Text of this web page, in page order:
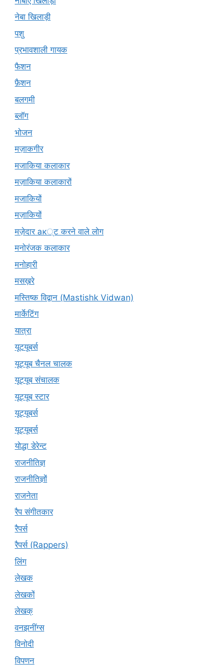
नेबा खिलाड़ी
पशु
प्रभावशाली गायक
फैशन
फ़ैशन
बलगमी
ब्लॉग
भोजन
मज़ाकगीर
मजाकिया कलाकार
मज़ाकिया कलाकारों
मजाकियों
मज़ाकियों
मज़ेदार ак्ट करने वाले लोग
मनोरंजक कलाकार
मनोहारी
मसख़रे
मस्तिष्क विद्वान (Mastishk Vidwan)
मार्केटिंग
यात्रा
यूटयूबर्स
यूट्यूब चैनल चालक
यूट्यूब संचालक
यूट्यूब स्टार
यूट्यूबर्स
यूट्‍यूबर्स
योद्धा डेरेन्ट
राजनीतिज्ञ
राजनीतिज्ञों
राजनेता
रैप संगीतकार
रैपर्स
रैपर्स (Rappers)
लिंग
लेखक
लेखकों
लेखक्
वनझनींग्स
विनोदी
विपणन